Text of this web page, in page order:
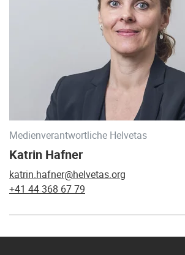
Medienverantwortliche Helvetas
Katrin Hafner
katrin.hafner@helvetas.org
+41 44 368 67 79